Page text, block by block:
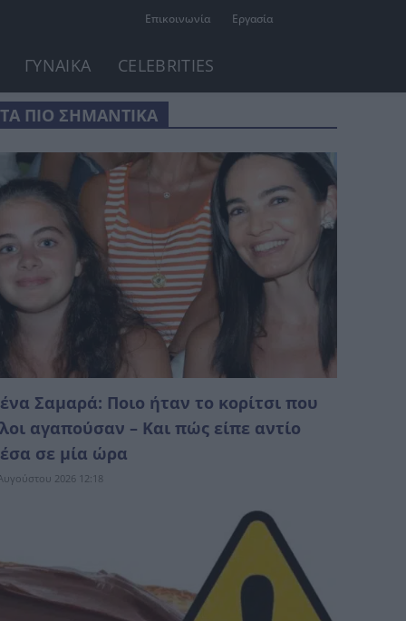
Επικοινωνία Εργασία
ΓΥΝΑΙΚΑ CELEBRITIES
ΤΑ ΠΙΟ ΣΗΜΑΝΤΙΚΑ
Σαμαρά: Ποιο ήταν το κορίτσι που
αγαπούσαν – Και πώς είπε αντίο
σε μία ώρα
2026 12:18